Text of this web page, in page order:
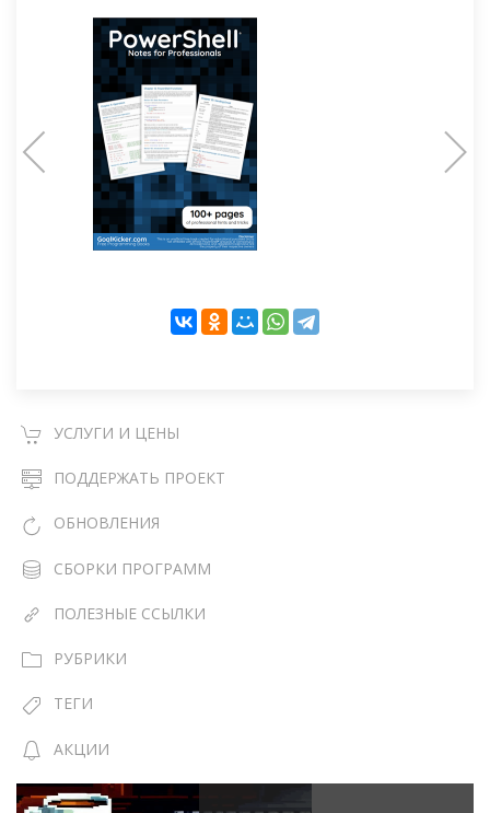
УСЛУГИ И ЦЕНЫ
ПОДДЕРЖАТЬ ПРОЕКТ
ОБНОВЛЕНИЯ
СБОРКИ ПРОГРАММ
ПОЛЕЗНЫЕ ССЫЛКИ
РУБРИКИ
ТЕГИ
АКЦИИ